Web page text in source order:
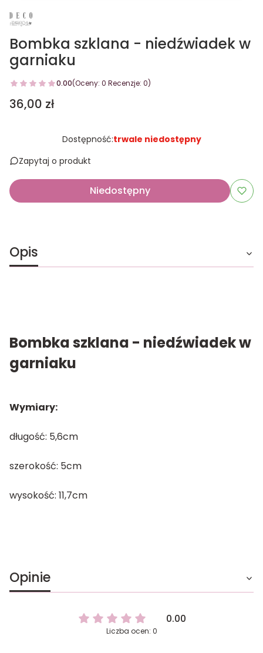
Bombka szklana - niedźwiadek w
garniaku
0.00(Oceny: 0 Recenzje: 0)
Cena
36,00 zł
Dostępność:trwale niedostępny
Zapytaj o produkt
Niedostępny
Opis
Bombka szklana - niedźwiadek w
garniaku
Wymiary:
długość: 5,6cm
szerokość: 5cm
wysokość: 11,7cm
Opinie
0.00
Liczba ocen: 0